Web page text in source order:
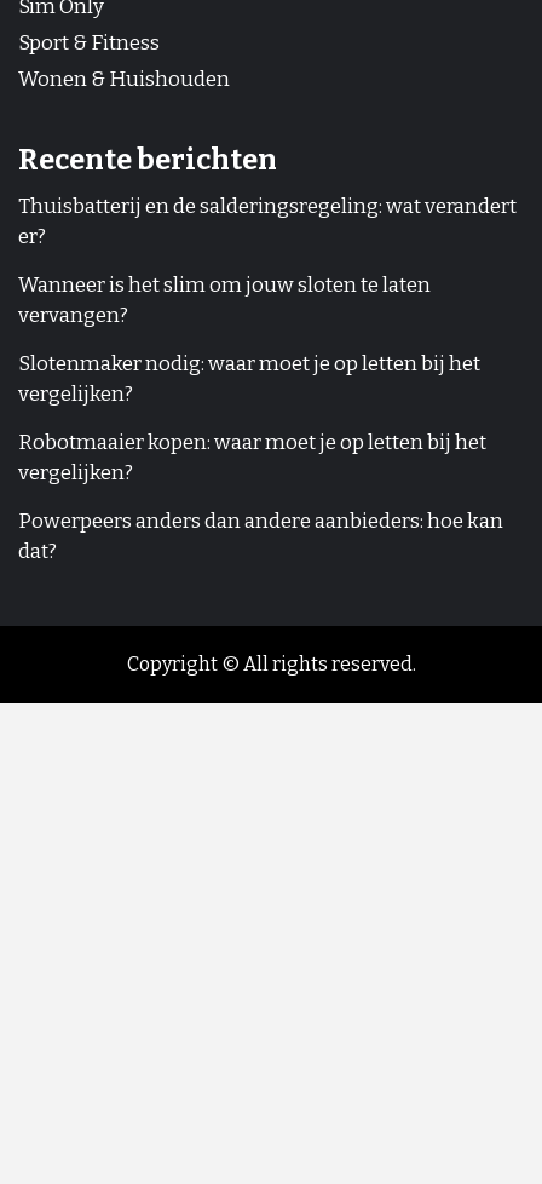
Sim Only
Sport & Fitness
Wonen & Huishouden
Recente berichten
Thuisbatterij en de salderingsregeling: wat verandert
er?
Wanneer is het slim om jouw sloten te laten
vervangen?
Slotenmaker nodig: waar moet je op letten bij het
vergelijken?
Robotmaaier kopen: waar moet je op letten bij het
vergelijken?
Powerpeers anders dan andere aanbieders: hoe kan
dat?
Copyright © All rights reserved.